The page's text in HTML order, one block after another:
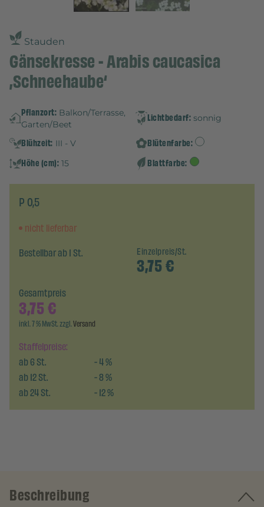
Stauden
Gänsekresse - Arabis caucasica
‚Schneehaube‘
Pflanzort: Balkon/Terrasse,
Garten/Beet
Lichtbedarf: sonnig
Blühzeit: III - V
Blütenfarbe:
Höhe (cm): 15 Blattfarbe:
P 0,5
nicht lieferbar
Bestellbar ab 1 St.
Einzelpreis/St.
3,75€
Staffelpreise:
ab6St. -4%
ab12St. -8%
ab24St. -12%
Gesamtpreis
3,75€
inkl. 7 % MwSt. zzgl.Versand
Beschreibung